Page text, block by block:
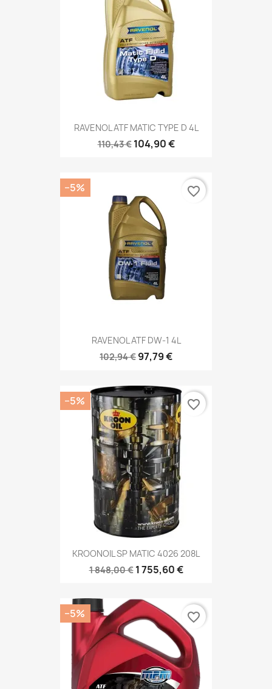
RAVENOL ATF MATIC TYPE D 4L
110,43 € 104,90 €
RAVENOL ATF DW-1 4L
102,94 € 97,79 €
−5% favorite_border
KROONOIL SP MATIC 4026 208L
1 848,00 € 1 755,60 €
−5% favorite_border
−5% favorite_border